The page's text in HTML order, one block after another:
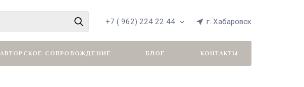
+7 ( 962) 224 22 44 г. Хабаровск
АВТОРСКОЕ СОПРОВОЖДЕНИЕ БЛОГ КОНТАКТЫ